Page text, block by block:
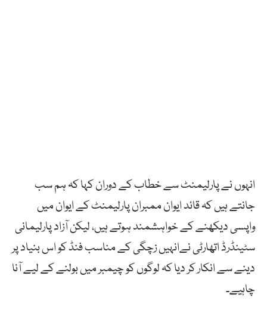
انہوں نے پارلیمنٹ سے خطاب کے دوران کہا کہ ہم سب
جانتے ہیں کہ قائد ایوان ممبران پارلیمنٹ کے ایوان میں
واپسی دیکھنے کے خواہشمند ہوتے ہیں، لیکن آزاد پارلیمانی
سٹینڈرڈ اتھارٹی نےانہیں زچگی کے مناسب فنڈ کو اس بنیاد پر
دینے سے انکار کر دیا کہ لوگوں کو چیمبر میں بولنے کے لیے آنا
چاہیے۔